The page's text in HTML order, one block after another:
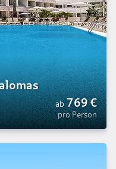
ab 769€
pro Person